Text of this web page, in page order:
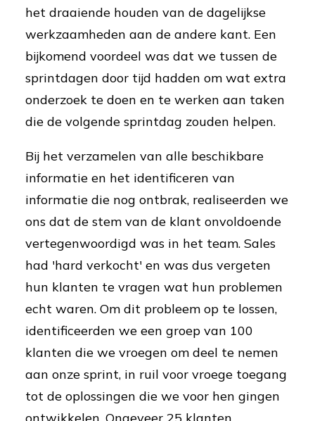
het draaiende houden van de dagelijkse
werkzaamheden aan de andere kant. Een
bijkomend voordeel was dat we tussen de
sprintdagen door tijd hadden om wat extra
onderzoek te doen en te werken aan taken
die de volgende sprintdag zouden helpen.
Bij het verzamelen van alle beschikbare
informatie en het identificeren van
informatie die nog ontbrak, realiseerden we
ons dat de stem van de klant onvoldoende
vertegenwoordigd was in het team. Sales
had 'hard verkocht' en was dus vergeten
hun klanten te vragen wat hun problemen
echt waren. Om dit probleem op te lossen,
identificeerden we een groep van 100
klanten die we vroegen om deel te nemen
aan onze sprint, in ruil voor vroege toegang
tot de oplossingen die we voor hen gingen